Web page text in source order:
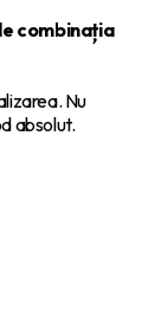
combinația
Nu
absolut.